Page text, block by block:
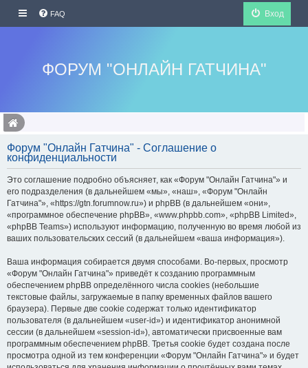
FAQ Вход
ФОРУМ "ОНЛАЙН ГАТЧИНА"
Форум "Онлайн Гатчина" - Соглашение о
конфиденциальности
Это соглашение подробно объясняет, как «Форум "Онлайн Гатчина"» и
его подразделения (в дальнейшем «мы», «наш», «Форум "Онлайн
Гатчина"», «https://gtn.forumnow.ru») и phpBB (в дальнейшем «они»,
«программное обеспечение phpBB», «www.phpbb.com», «phpBB Limited»,
«phpBB Teams») используют информацию, полученную во время любой из
ваших пользовательских сессий (в дальнейшем «ваша информация»).
Ваша информация собирается двумя способами. Во-первых, просмотр
«Форум "Онлайн Гатчина"» приведёт к созданию программным
обеспечением phpBB определённого числа cookies (небольшие
текстовые файлы, загружаемые в папку временных файлов вашего
браузера). Первые две cookie содержат только идентификатор
пользователя (в дальнейшем «user-id») и идентификатор анонимной
сессии (в дальнейшем «session-id»), автоматически присвоенные вам
программным обеспечением phpBB. Третья cookie будет создана после
просмотра одной из тем конференции «Форум "Онлайн Гатчина"» и будет